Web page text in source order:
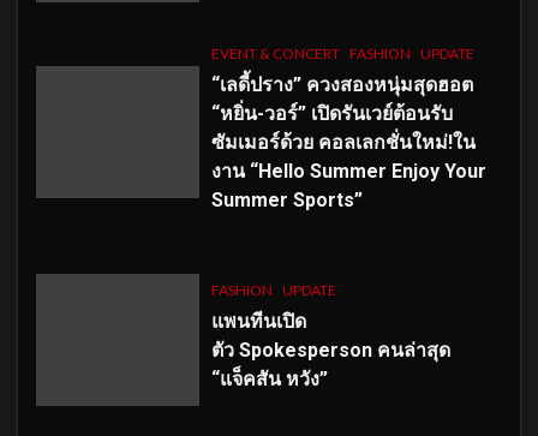
EVENT & CONCERT FASHION UPDATE
“เลดี้ปราง” ควงสองหนุ่มสุดฮอต
“หยิ่น-วอร์” เปิดรันเวย์ต้อนรับ
ซัมเมอร์ด้วย คอลเลกชั่นใหม่!ใน
งาน “Hello Summer Enjoy Your
Summer Sports”
FASHION UPDATE
แพนทีนเปิด
ตัว Spokesperson คนล่าสุด
“แจ็คสัน หวัง”